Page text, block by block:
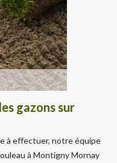
gazons sur
à effectuer, notre équipe
à Montigny Mornay